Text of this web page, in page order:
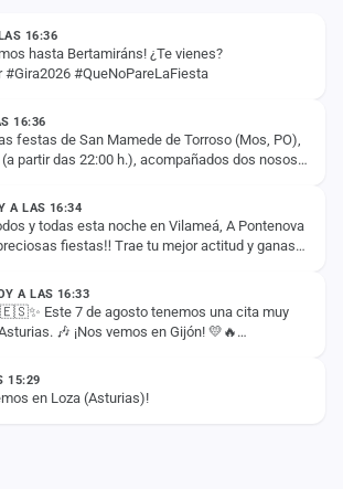
16:36
hasta Bertamiráns! ¿Te vienes?
#QueNoPareLaFiesta
16:36
festas de San Mamede de Torroso (Mos, PO),
partir das 22:00 h.), acompañados dos nosos
A LAS 16:34
y todas esta noche en Vilameá, A Pontenova
fiestas‼️ Trae tu mejor actitud y ganas
A LAS 16:33
🇪🇸✨ Este 7 de agosto tenemos una cita muy
🎶 ¡Nos vemos en Gijón! 💛🔥
15:29
en Loza (Asturias)!